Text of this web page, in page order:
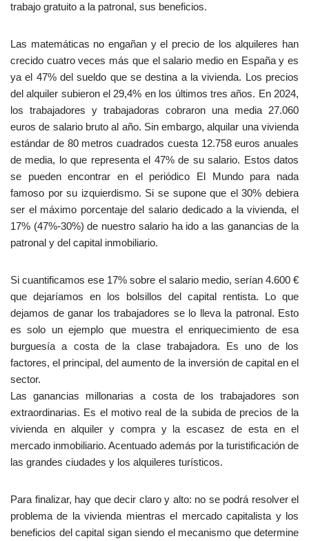
trabajo gratuito a la patronal, sus beneficios.
Las matemáticas no engañan y el precio de los alquileres han
crecido cuatro veces más que el salario medio en España y es
ya el 47% del sueldo que se destina a la vivienda. Los precios
del alquiler subieron el 29,4% en los últimos tres años. En 2024,
los trabajadores y trabajadoras cobraron una media 27.060
euros de salario bruto al año. Sin embargo, alquilar una vivienda
estándar de 80 metros cuadrados cuesta 12.758 euros anuales
de media, lo que representa el 47% de su salario. Estos datos
se pueden encontrar en el periódico El Mundo para nada
famoso por su izquierdismo. Si se supone que el 30% debiera
ser el máximo porcentaje del salario dedicado a la vivienda, el
17% (47%-30%) de nuestro salario ha ido a las ganancias de la
patronal y del capital inmobiliario.
Si cuantificamos ese 17% sobre el salario medio, serían 4.600 €
que dejaríamos en los bolsillos del capital rentista. Lo que
dejamos de ganar los trabajadores se lo lleva la patronal. Esto
es solo un ejemplo que muestra el enriquecimiento de esa
burguesía a costa de la clase trabajadora. Es uno de los
factores, el principal, del aumento de la inversión de capital en el
sector.
Las ganancias millonarias a costa de los trabajadores son
extraordinarias. Es el motivo real de la subida de precios de la
vivienda en alquiler y compra y la escasez de esta en el
mercado inmobiliario. Acentuado además por la turistificación de
las grandes ciudades y los alquileres turísticos.
Para finalizar, hay que decir claro y alto: no se podrá resolver el
problema de la vivienda mientras el mercado capitalista y los
beneficios del capital sigan siendo el mecanismo que determine